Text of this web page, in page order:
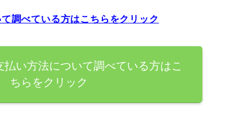
調べている方はこちらをクリック
払い方法について調べている方はこ
ちらをクリック